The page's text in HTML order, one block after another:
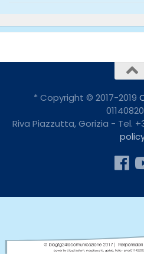
* Copyright © 2017-2019
Riva Piazzutta, Gorizia - Tel.